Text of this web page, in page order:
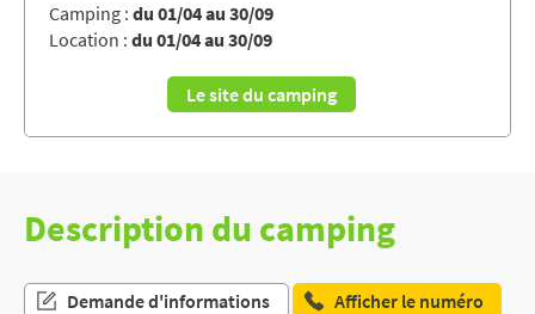
Accès direct à la plage pour le camping LES GORGES DE
L'HÉRAULT
Camping : du 01/04 au 30/09
Location : du 01/04 au 30/09
Le site du camping
Description du camping
Demande d'informations
Afficher le numéro